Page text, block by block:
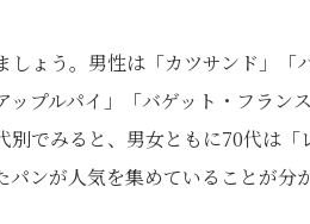
しょう。男性は「カツサンド」
プルパイ」「バゲット・フラン
別でみると、男女ともに70代は
ンが人気を集めていることが分か